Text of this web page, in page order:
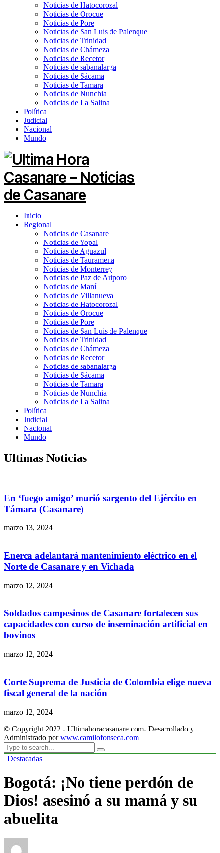
Noticias de Hatocorozal
Noticias de Orocue
Noticias de Pore
Noticias de San Luis de Palenque
Noticias de Trinidad
Noticias de Chámeza
Noticias de Recetor
Noticias de sabanalarga
Noticias de Sácama
Noticias de Tamara
Noticias de Nunchia
Noticias de La Salina
Política
Judicial
Nacional
Mundo
Inicio
Regional
Noticias de Casanare
Noticias de Yopal
Noticias de Aguazul
Noticias de Tauramena
Noticias de Monterrey
Noticias de Paz de Ariporo
Noticias de Maní
Noticias de Villanueva
Noticias de Hatocorozal
Noticias de Orocue
Noticias de Pore
Noticias de San Luis de Palenque
Noticias de Trinidad
Noticias de Chámeza
Noticias de Recetor
Noticias de sabanalarga
Noticias de Sácama
Noticias de Tamara
Noticias de Nunchia
Noticias de La Salina
Política
Judicial
Nacional
Mundo
Ultimas Noticias
En ‘fuego amigo’ murió sargento del Ejército en
Támara (Casanare)
marzo 13, 2024
Enerca adelantará mantenimiento eléctrico en el
Norte de Casanare y en Vichada
marzo 12, 2024
Soldados campesinos de Casanare fortalecen sus
capacidades con curso de inseminación artificial en
bovinos
marzo 12, 2024
Corte Suprema de Justicia de Colombia elige nueva
fiscal general de la nación
marzo 12, 2024
© Copyright 2022 - Ultimahoracasanare.com- Desarrollado y
Administrado porwww.camilofonseca.com
Destacadas
Bogotá: ¡No tiene perdón de
Dios! asesinó a su mamá y su
abuelita